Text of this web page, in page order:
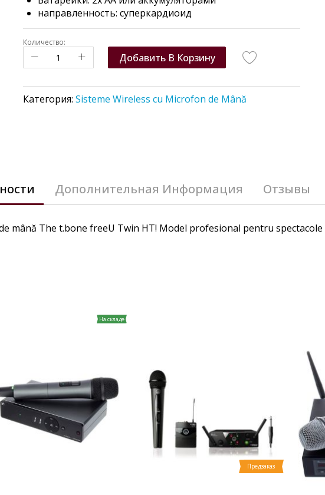
направленность: суперкардиоид
Количество:
Добавить В Корзину
Категория: Sisteme Wireless cu Microfon de Mână
mână The t.bone freeU Twin HT! Model profesional pentru
Дополнительная Информация Отзывы
На складе
Предзаказ